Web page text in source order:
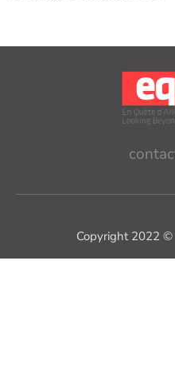
Copyright 2022 ©